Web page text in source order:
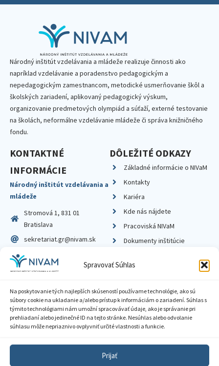
Spravovať Súhlas
Na poskytovanie tých najlepších skúseností používame technológie, ako sú
súbory cookie na ukladanie a/alebo prístup k informáciám o zariadení. Súhlas s
týmito technológiami nám umožní spracovávať údaje, ako je správanie pri
prehliadaní alebo jedinečné ID na tejto stránke. Nesúhlas alebo odvolanie
súhlasu môže nepriaznivo ovplyvniť určité vlastnosti a funkcie.
Prijať
Národný inštitút vzdelávania a mládeže realizuje činnosti ako
napríklad vzdelávanie a poradenstvo pedagogickým a
nepedagogickým zamestnancom, metodické usmerňovanie škôl a
školských zariadení, aplikovaný pedagogický výskum,
organizovanie predmetových olympiád a súťaží, externé testovanie
na školách, neformálne vzdelávanie mládeže či správa knižničného
fondu.
KONTAKTNÉ
INFORMÁCIE
Národný inštitút vzdelávania a
mládeže
Stromová 1, 831 01
Bratislava
sekretariat.gr@nivam.sk
IČO: 00164348
DIČ: 2020798714
DÔLEŽITÉ ODKAZY
Základné informácie o NIVaM
Kontakty
Kariéra
Kde nás nájdete
Pracoviská NIVaM
Dokumenty inštitúcie
Zásady ochrany súkromia
Sprístupnenie informácií